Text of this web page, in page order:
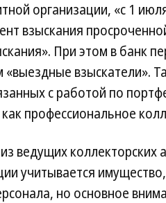
организации, «с 1
взыскания
При этом в банк
«выездные взыскатели».
с работой по
профессиональное
ведущих коллекторских
учитывается
но основное